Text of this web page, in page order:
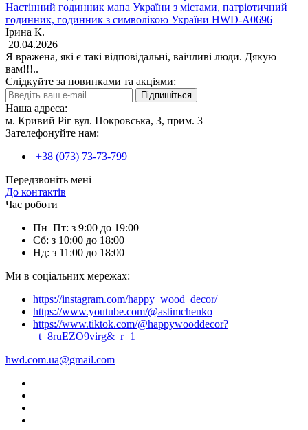
Настінний годинник мапа України з містами, патріотичний
годинник, годинник з символікою України HWD-A0696
Ірина К.
20.04.2026
Я вражена, які є такі відповідальні, ваічливі люди. Дякую
вам!!!..
Слідкуйте за новинками та акціями:
Підпишіться
Наша адреса:
м. Кривий Ріг вул. Покровська, 3, прим. 3
Зателефонуйте нам:
+38 (073) 73-73-799
Передзвоніть мені
До контактів
Час роботи
Пн–Пт: з 9:00 до 19:00
Сб: з 10:00 до 18:00
Нд: з 11:00 до 18:00
Ми в соціальних мережах:
https://instagram.com/happy_wood_decor/
https://www.youtube.com/@astimchenko
https://www.tiktok.com/@happywooddecor?
_t=8ruEZO9virg&_r=1
hwd.com.ua@gmail.com